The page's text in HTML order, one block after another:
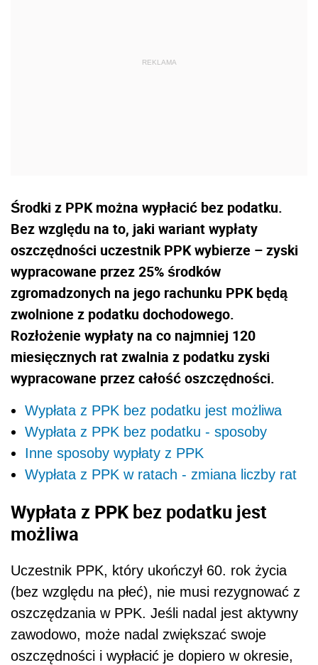
Środki z PPK można wypłacić bez podatku.
Bez względu na to, jaki wariant wypłaty
oszczędności uczestnik PPK wybierze – zyski
wypracowane przez 25% środków
zgromadzonych na jego rachunku PPK będą
zwolnione z podatku dochodowego.
Rozłożenie wypłaty na co najmniej 120
miesięcznych rat zwalnia z podatku zyski
wypracowane przez całość oszczędności.
Wypłata z PPK bez podatku jest możliwa
Wypłata z PPK bez podatku - sposoby
Inne sposoby wypłaty z PPK
Wypłata z PPK w ratach - zmiana liczby rat
Wypłata z PPK bez podatku jest
możliwa
Uczestnik PPK, który ukończył 60. rok życia
(bez względu na płeć), nie musi rezygnować z
oszczędzania w PPK. Jeśli nadal jest aktywny
zawodowo, może nadal zwiększać swoje
oszczędności i wypłacić je dopiero w okresie,